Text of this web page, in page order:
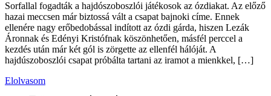
Sorfallal fogadták a hajdószoboszlói játékosok az ózdiakat. Az előző
hazai meccsen már biztossá vált a csapat bajnoki címe. Ennek
ellenére nagy erőbedobással indított az ózdi gárda, hiszen Lezák
Áronnak és Edényi Kristófnak köszönhetően, másfél perccel a
kezdés után már két gól is zörgette az ellenfél hálóját. A
hajdúszoboszlói csapat próbálta tartani az iramot a mienkkel, […]
Elolvasom